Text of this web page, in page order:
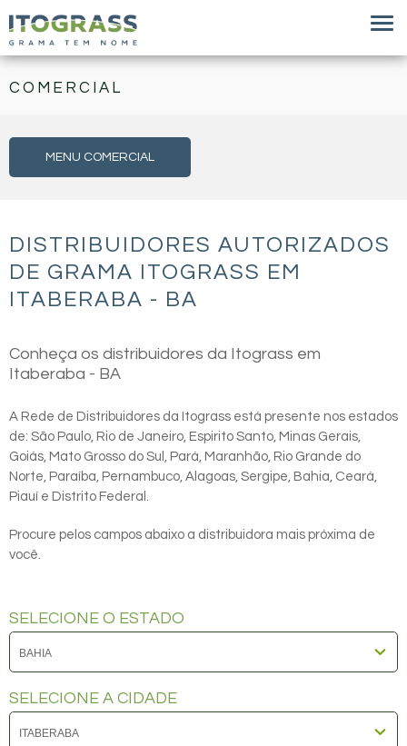
COMERCIAL
MENU COMERCIAL
DISTRIBUIDORES AUTORIZADOS
DE GRAMA ITOGRASS EM
ITABERABA - BA
Conheça os distribuidores da Itograss em
Itaberaba - BA
A Rede de Distribuidores da Itograss está presente nos estados
de: São Paulo, Rio de Janeiro, Espirito Santo, Minas Gerais,
Goiás, Mato Grosso do Sul, Pará, Maranhão, Rio Grande do
Norte, Paraíba, Pernambuco, Alagoas, Sergipe, Bahia, Ceará,
Piauí e Distrito Federal.
Procure pelos campos abaixo a distribuidora mais próxima de
você.
SELECIONE O ESTADO
SELECIONE A CIDADE